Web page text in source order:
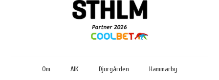
Om AIK Djurgården Hammarby